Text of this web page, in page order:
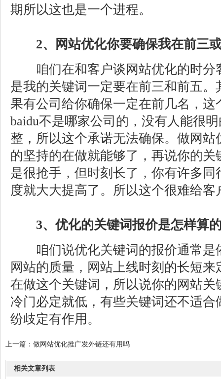
期所以这也是一个进程。
2、网站优化你要确保我在前三
咱们在和客户谈网站优化的时分
是我的关键词一定要在前三和前五
果有公司给你确保一定在前几名，
baidu不是哪家公司的，没有人能很
整，所以这个承诺无法确保。做网
的坚持的在做就能够了，再说你的
是很抢手，但时刻长了，你有许多
度就大大提高了。所以这个很难给客
3、优化的关键词报价是怎样算
咱们说优化关键词的报价通常是
网站的质量，网站上线时刻的长短
在做这个关键词，所以说你的网站
冷门必定就低，有些关键词还不适
纷歧定有作用。
上一篇： 做网站优化推广发外链还有用吗
相关文章列表